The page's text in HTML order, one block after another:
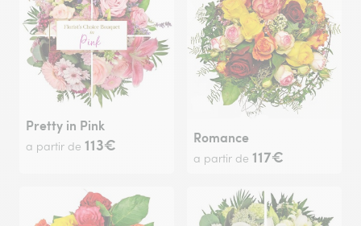
Pretty in Pink
a partir de 113€ Romance
a partir de 117€